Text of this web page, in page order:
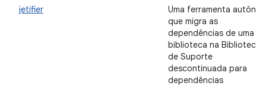
jetifier
Uma ferramenta
que migra as
dependências de uma
biblioteca na Biblioteca
de Suporte
descontinuada para
dependências